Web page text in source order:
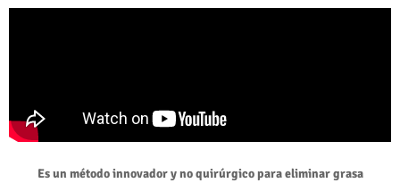
Es un método innovador y no quirúrgico para eliminar grasa